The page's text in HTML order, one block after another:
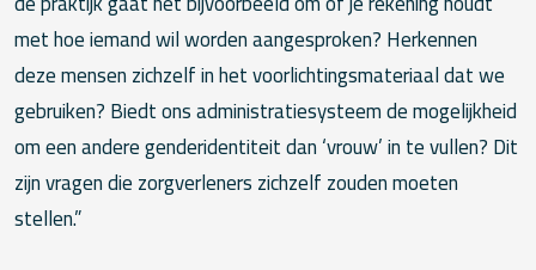
met hoe iemand wil worden aangesproken? Herkennen
deze mensen zichzelf in het voorlichtingsmateriaal dat we
gebruiken? Biedt ons administratiesysteem de mogelijkheid
om een andere genderidentiteit dan ‘vrouw’ in te vullen? Dit
zijn vragen die zorgverleners zichzelf zouden moeten
stellen.”